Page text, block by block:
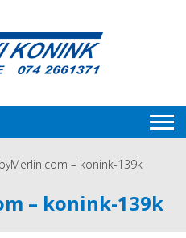
– konink-139k
– konink-139k